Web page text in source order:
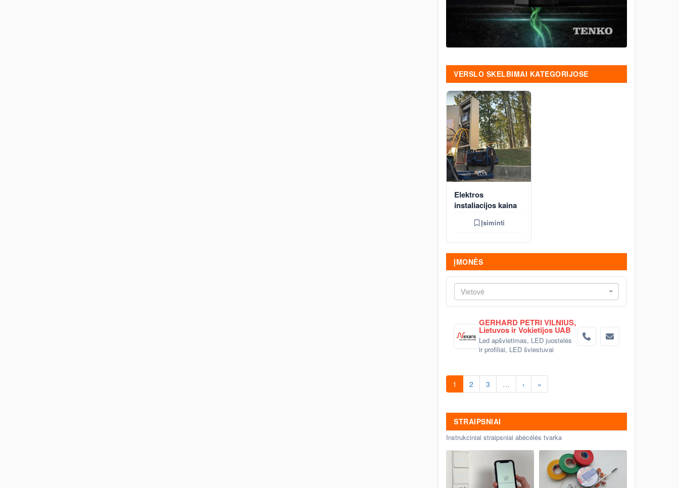
VERSLO SKELBIMAI KATEGORIJOSE
Elektros
instaliacijos kaina
Įsiminti
ĮMONĖS
Vietovė
GERHARD PETRI VILNIUS,
Lietuvos ir Vokietijos UAB
Led apšvietimas, LED juostelės
ir profiliai, LED šviestuvai
1 2 3 … › »
STRAIPSNIAI
Instrukciniai straipsniai abėcėlės tvarka